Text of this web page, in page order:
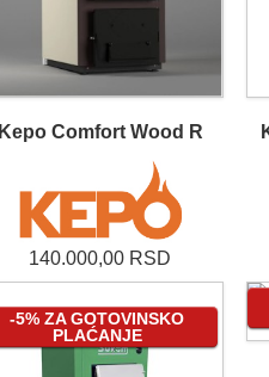
Kepo Comfort Wood R
140.000,00 RSD
-5% ZA GOTOVINSKO
PLAĆANJE